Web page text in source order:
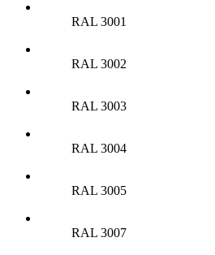
RAL 3001
RAL 3002
RAL 3003
RAL 3004
RAL 3005
RAL 3007